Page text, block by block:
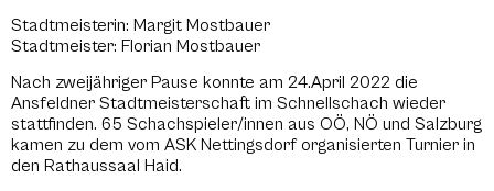
Stadtmeisterin: Margit Mostbauer
Stadtmeister: Florian Mostbauer
Nach zweijähriger Pause konnte am 24.April 2022 die
Ansfeldner Stadtmeisterschaft im Schnellschach wieder
stattfinden. 65 Schachspieler/innen aus OÖ, NÖ und Salzburg
kamen zu dem vom ASK Nettingsdorf organisierten Turnier in
den Rathaussaal Haid.